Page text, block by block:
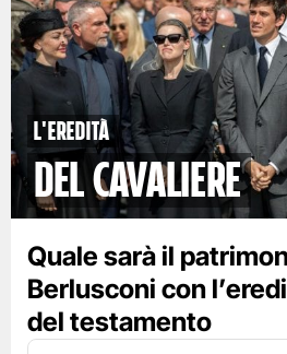
l'eredità
del cavaliere
Quale sarà il
Berlusconi con
del testamento